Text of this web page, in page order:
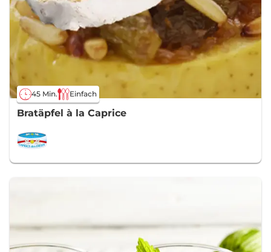
45 Min. Einfach
Bratäpfel à la Caprice